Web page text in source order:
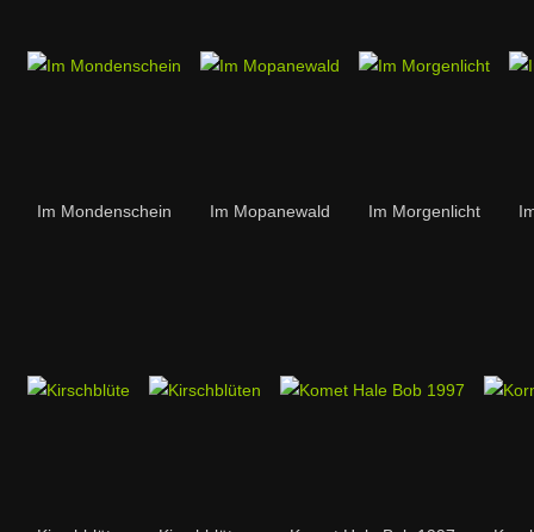
Im Mondenschein Im Mopanewald Im Morgenlicht